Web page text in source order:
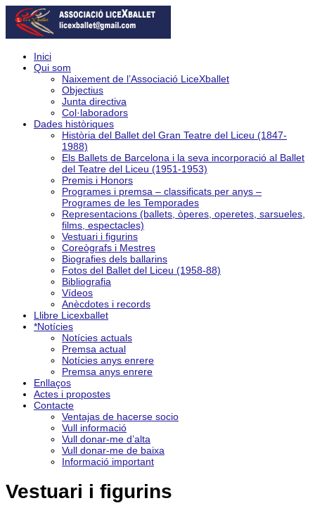
Inici
Qui som
Naixement de l’Associació LiceXballet
Objectius
Junta directiva
Col·laboradors
Dades històriques
Història del Ballet del Gran Teatre del Liceu (1847-
1988)
Els Ballets de Barcelona i la seva incorporació al Ballet
del Teatre del Liceu (1951-1953)
Premis i Honors
Programes i premsa – classificats per anys –
Programes de les Temporades
Representacions (ballets, òperes, operetes, sarsueles,
films, espectacles)
Vestuari i figurins
Coreògrafs i Mestres
Biografies dels ballarins
Fotos del Ballet del Liceu (1958-88)
Bibliografia
Vídeos
Anècdotes i records
Llibre Licexballet
*Notícies
Notícies actuals
Premsa actual
Notícies anys enrere
Premsa anys enrere
Enllaços
Actes i propostes
Contacte
Ventajas de hacerse socio
Vull informació
Vull donar-me d’alta
Vull donar-me de baixa
Informació important
Vestuari i figurins